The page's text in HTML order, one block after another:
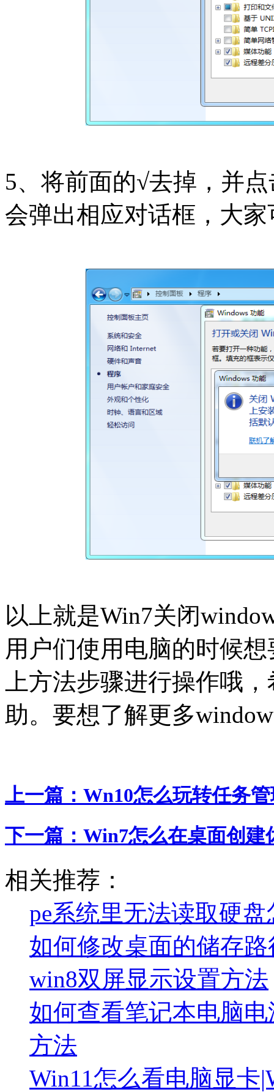
5、将前面的√去掉，并
会弹出相应对话框，大
以上就是Win7关闭
用户们使用电脑的时候
上方法步骤进行操作哦
助。要想了解更多
上一篇： Wn10怎么玩转任务
下一篇： Win7怎么在桌面创建
相关推荐：
pe系统里无法读取硬盘
如何修改桌面的储存
win8双屏显示设置方法
如何查看笔记本电脑
方法
Win11怎么看电脑显卡